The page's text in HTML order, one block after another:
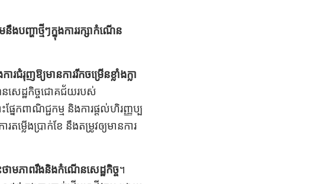
ញ្ហាថ្មីៗក្នុងការរក្សាកំណើន
ជំរុញឱ្យមានការរីកចម្រើនខ្លាំងក្លា​​​​​​
សេដ្ឋកិច្ចជោគជ័យរបស់
នែកពាណិជ្ជកម្ម និងការផ្តល់ហិរញ្ញប្ប
ើងប្រាក់ខែ​ នឹងតម្រូវឲ្យមានការ
ាមភាពរឹងនិងកំណើនសេដ្ឋកិច្ច។